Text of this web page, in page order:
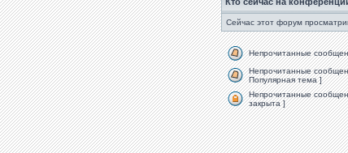
Сейчас этот форум
Непрочитанные
Непрочитанные
Популярная тема ]
Непрочитанные
закрыта ]